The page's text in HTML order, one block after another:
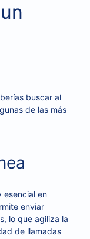
buscar al
de las más
esencial en
enviar
lo que agiliza la
de llamadas